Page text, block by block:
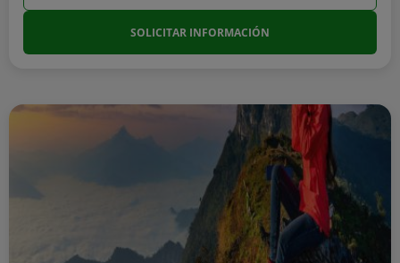
SOLICITAR INFORMACIÓN